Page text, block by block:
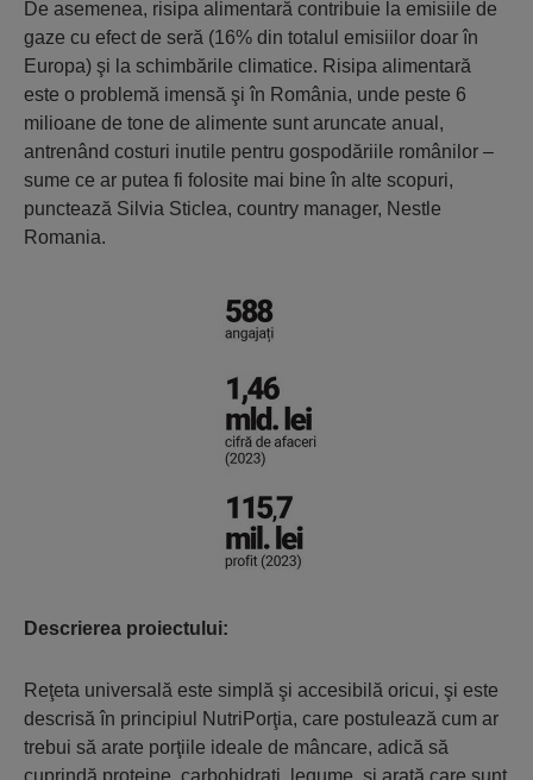
De asemenea, risipa alimentară contribuie la emisiile de
gaze cu efect de seră (16% din totalul emisiilor doar în
Europa) şi la schimbările climatice. Risipa alimentară
este o problemă imensă şi în România, unde peste 6
milioane de tone de alimente sunt aruncate anual,
antrenând costuri inutile pentru gospodăriile românilor –
sume ce ar putea fi folosite mai bine în alte scopuri,
punctează Silvia Sticlea, country manager, Nestle
Romania.
Descrierea proiectului:
Reţeta universală este simplă şi accesibilă oricui, şi este
descrisă în principiul NutriPorţia, care postulează cum ar
trebui să arate porţiile ideale de mâncare, adică să
cuprindă proteine, carbohidraţi, legume, şi arată care sunt